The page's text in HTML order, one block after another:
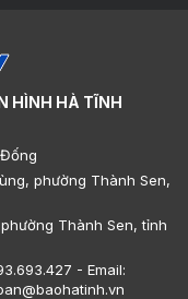
HÌNH HÀ TĨNH
phường Thành Sen,
Thành Sen, tỉnh
- Email: